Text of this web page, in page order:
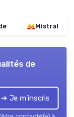
Mistral
de
➔ Je m'inscris